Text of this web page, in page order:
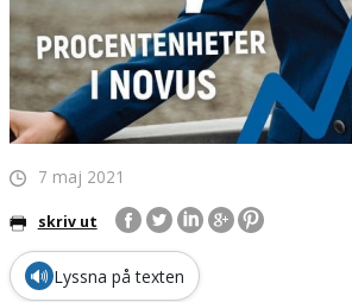
7 maj 2021
skriv ut
🔊 Lyssna på texten